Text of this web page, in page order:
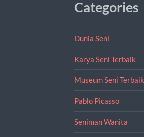
Categories
Dunia Seni
Karya Seni Terbaik
Museum Seni Terbaik
Pablo Picasso
Seniman Wanita